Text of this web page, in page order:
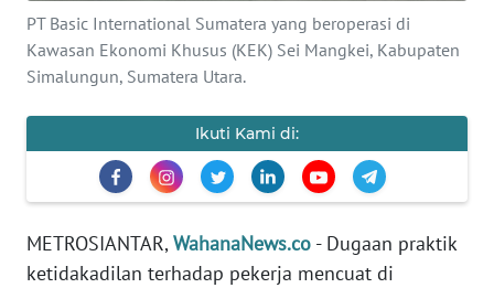
PT Basic International Sumatera yang beroperasi di
Kawasan Ekonomi Khusus (KEK) Sei Mangkei, Kabupaten
Simalungun, Sumatera Utara.
Ikuti Kami di:
METROSIANTAR,WahanaNews.co - Dugaan praktik
ketidakadilan terhadap pekerja mencuat di
TENTANG
PEDOMAN
SIBER
REDAKSI